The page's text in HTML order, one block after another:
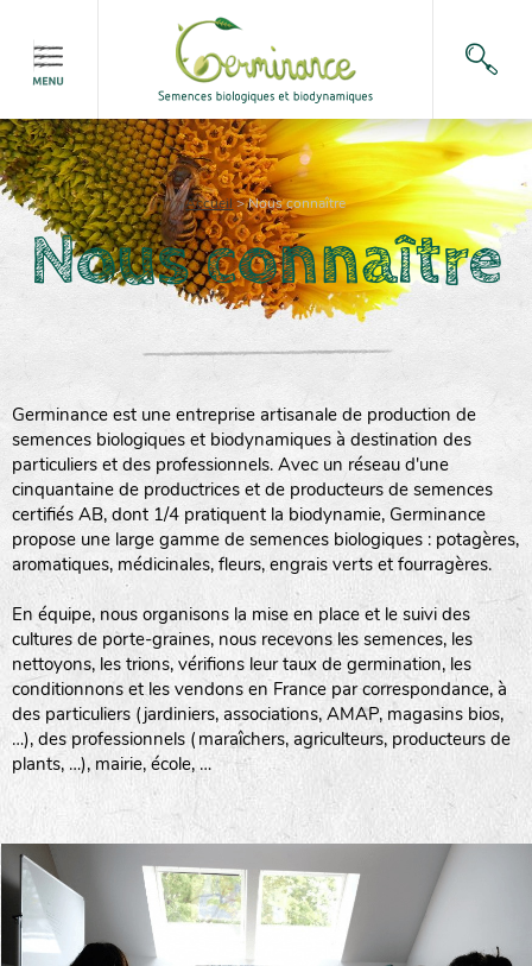
Accueil>Nous connaître
Nous connaître
Germinance est une entreprise artisanale de production de
semences biologiques et biodynamiques à destination des
particuliers et des professionnels. Avec un réseau d'une
cinquantaine de productrices et de producteurs de semences
certifiés AB, dont 1/4 pratiquent la biodynamie, Germinance
propose une large gamme de semences biologiques : potagères,
aromatiques, médicinales, fleurs, engrais verts et fourragères.
En équipe, nous organisons la mise en place et le suivi des
cultures de porte-graines, nous recevons les semences, les
nettoyons, les trions, vérifions leur taux de germination, les
conditionnons et les vendons en France par correspondance, à
des particuliers (jardiniers, associations, AMAP, magasins bios,
…), des professionnels (maraîchers, agriculteurs, producteurs de
plants, …), mairie, école, …